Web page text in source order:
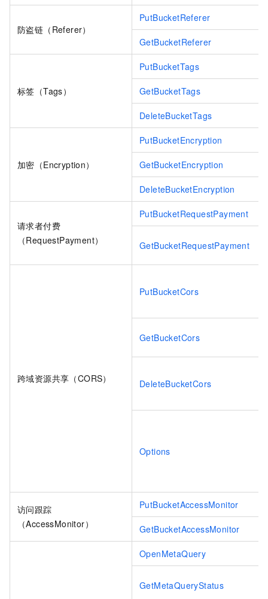
防盗链（Referer）
PutBucketReferer
GetBucketReferer
标签（Tags）
PutBucketTags
GetBucketTags
DeleteBucketTags
加密（Encryption）
PutBucketEncryption
GetBucketEncryption
DeleteBucketEncryption
请求者付费
（RequestPayment）
PutBucketRequestPayment
GetBucketRequestPayment
跨域资源共享（CORS）
PutBucketCors
GetBucketCors
DeleteBucketCors
Options
访问跟踪
（AccessMonitor）
PutBucketAccessMonitor
GetBucketAccessMonitor
OpenMetaQuery
GetMetaQueryStatus